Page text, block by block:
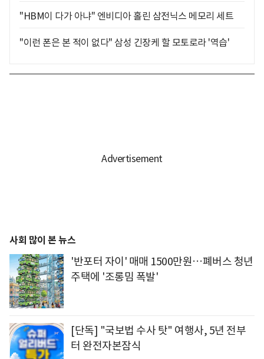
"HBM이 다가 아냐" 엔비디아 홀린 삼전닉스 메모리 세트
"이런 폰은 본 적이 없다" 삼성 긴장케 할 모토로라 '역습'
사회 많이 본 뉴스
'반포터 자이' 매매 1500만원…폐버스 청년
주택에 '조롱밈 폭발'
[단독] "국보법 수사 탓" 여행사, 5년 전부
터 완전자본잠식